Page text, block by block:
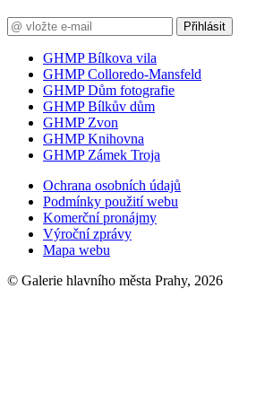
Přihlásit
GHMP Bílkova vila
GHMP Colloredo-Mansfeld
GHMP Dům fotografie
GHMP Bílkův dům
GHMP Zvon
GHMP Knihovna
GHMP Zámek Troja
Ochrana osobních údajů
Podmínky použití webu
Komerční pronájmy
Výroční zprávy
Mapa webu
© Galerie hlavního města Prahy, 2026